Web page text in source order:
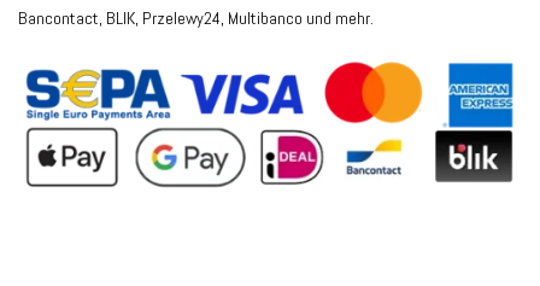
Bancontact, BLIK, Przelewy24, Multibanco und mehr.